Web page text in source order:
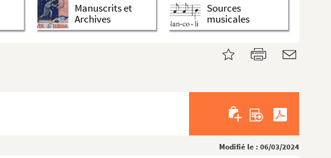
Manuscrits et
Archives
Sources
musicales
Modifié le : 06/03/2024